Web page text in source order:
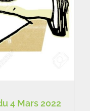
4 Mars 2022